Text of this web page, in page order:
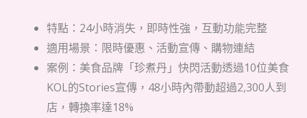
特點：24小時消失，即時性強，互動功能完整
適用場景：限時優惠、活動宣傳、購物連結
案例：美食品牌「珍煮丹」快閃活動透過10位美食
KOL的Stories宣傳，48小時內帶動超過2,300人到
店，轉換率達18%